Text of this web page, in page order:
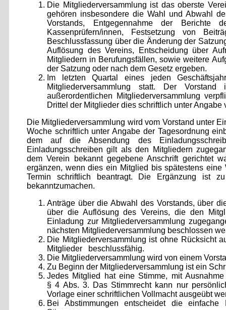
Die Mitgliederversammlung ist das oberste
gehören insbesondere die Wahl und Abwahl
Vorstands, Entgegennahme der Berichte
Kassenprüfern/innen, Festsetzung von
Beschlussfassung über die Änderung der
Auflösung des Vereins, Entscheidung über
Mitgliedern in Berufungsfällen, sowie weitere
der Satzung oder nach dem Gesetz ergeben.
Im letzten Quartal eines jeden
Mitgliederversammlung statt. Der
außerordentlichen Mitgliederversammlung
Drittel der Mitglieder dies schriftlich unter Angabe
Die Mitgliederversammlung wird vom Vorstand unter
Woche schriftlich unter Angabe der Tagesordnung
dem auf die Absendung des
Einladungsschreiben gilt als den Mitgliedern
dem Verein bekannt gegebene Anschrift gerichtet
ergänzen, wenn dies ein Mitglied bis spätestens eine
Termin schriftlich beantragt. Die Ergänzung ist
bekanntzumachen.
Anträge über die Abwahl des Vorstands, über
über die Auflösung des Vereins, die den
Einladung zur Mitgliederversammlung
nächsten Mitgliederversammlung beschlossen
Die Mitgliederversammlung ist ohne Rücksicht
Mitglieder beschlussfähig.
Die Mitgliederversammlung wird von einem
Zu Beginn der Mitgliederversammlung ist ein
Jedes Mitglied hat eine Stimme, mit
§ 4 Abs. 3. Das Stimmrecht kann nur
Vorlage einer schriftlichen Vollmacht ausgeübt
Bei Abstimmungen entscheidet die einfache